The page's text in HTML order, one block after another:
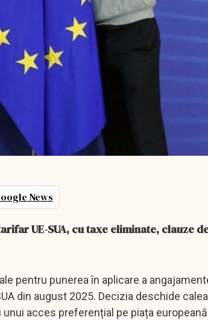
News
UE-SUA, cu taxe eliminate, clauze
pentru punerea în aplicare a
din august 2025. Decizia deschide
acces preferențial pe piața